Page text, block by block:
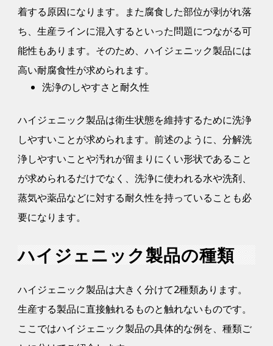
着する原因になります。また腐食した部位が剥がれ落
ち、生産ラインに混入するといった問題につながる可
能性もあります。そのため、ハイジェニック製品には
高い耐腐食性が求められます。
洗浄のしやすさと耐久性
ハイジェニック製品は衛生状態を維持するために洗浄
しやすいことが求められます。前述のように、分解洗
浄しやすいことや汚れが留まりにくい形状であること
が求められるだけでなく、洗浄に使われる水や洗剤、
蒸気や薬品などに対する耐久性を持っていることも必
要になります。
ハイジェニック製品の種類
ハイジェニック製品は大きく分けて2種類あります。
生産する製品に直接触れるものと触れないものです。
ここではハイジェニック製品の具体的な例を、種類ご